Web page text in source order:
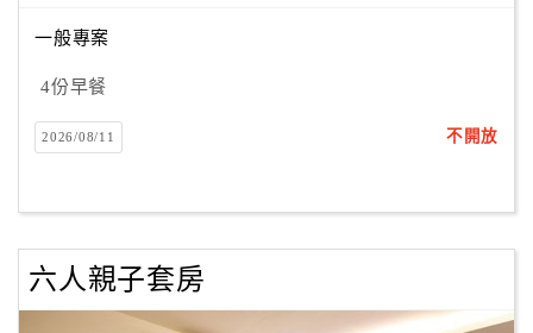
店
作
商
合
作
一般專案
4份早餐
2026/08/11 不開放
六人親子套房